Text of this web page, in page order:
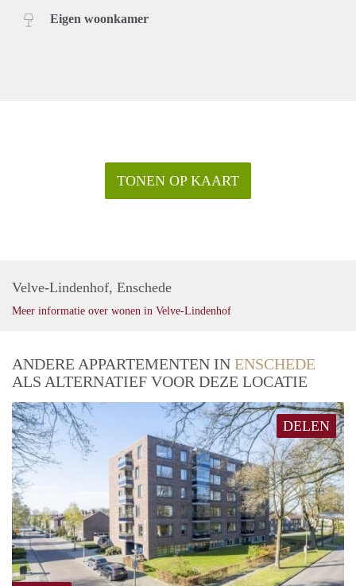
Eigen woonkamer
TONEN OP KAART
Velve-Lindenhof, Enschede
Meer informatie over wonen in Velve-Lindenhof
ANDERE APPARTEMENTEN IN ENSCHEDE
ALS ALTERNATIEF VOOR DEZE LOCATIE
DELEN